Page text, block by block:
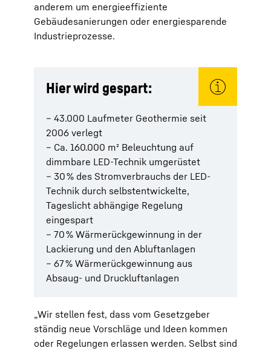
anderem um energieeffiziente
Gebäudesanierungen oder energiesparende
Industrieprozesse.
Hier wird gespart:
– 43.000 Laufmeter Geothermie seit
2006 verlegt
– Ca. 160.000 m² Beleuchtung auf
dimmbare LED-Technik umgerüstet
– 30 % des Stromverbrauchs der LED-
Technik durch selbstentwickelte,
Tageslicht abhängige Regelung
eingespart
– 70 % Wärmerückgewinnung in der
Lackierung und den Abluftanlagen
– 67 % Wärmerückgewinnung aus
Absaug- und Druckluftanlagen
„Wir stellen fest, dass vom Gesetzgeber
ständig neue Vorschläge und Ideen kommen
oder Regelungen erlassen werden. Selbst sind